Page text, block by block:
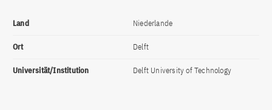
Land Niederlande
Ort Delft
Universität/Institution Delft University of Technology